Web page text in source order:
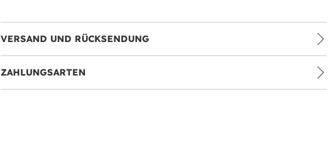
VERSAND UND RÜCKSENDUNG
ZAHLUNGSARTEN